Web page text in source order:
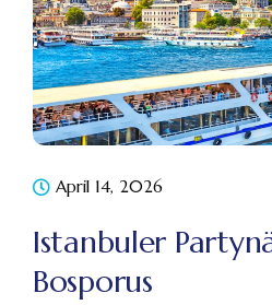
April 14, 2026
Istanbuler
Bosporus